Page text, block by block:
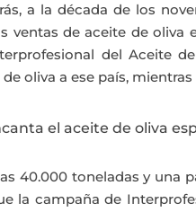
a la década de los
ventas de aceite de
del Aceite
oliva a ese país, mientras
el aceite de oliva
40.000 toneladas y una
la campaña de